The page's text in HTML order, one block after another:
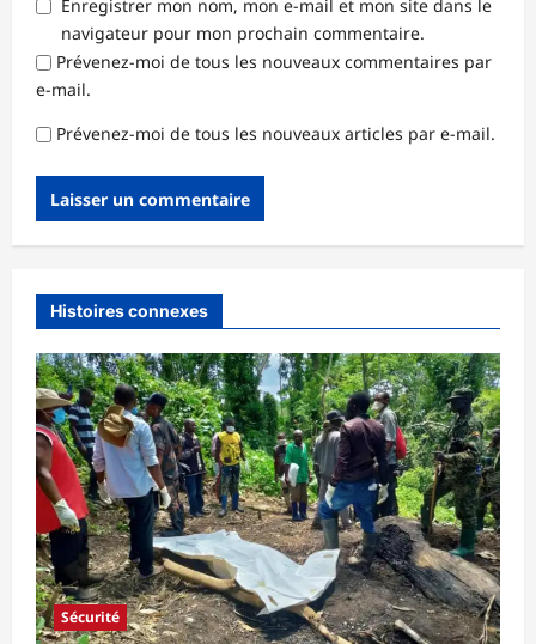
Enregistrer mon nom, mon e-mail et mon site dans le
navigateur pour mon prochain commentaire.
Prévenez-moi de tous les nouveaux commentaires par
e-mail.
Prévenez-moi de tous les nouveaux articles par e-mail.
Histoires connexes
Sécurité